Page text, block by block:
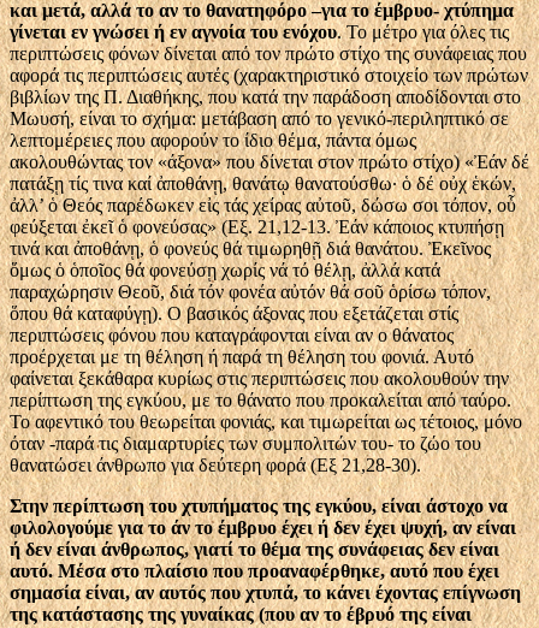
και μετά, αλλά το αν το θανατηφόρο –για το έμβρυο- χτύπημα
γίνεται εν γνώσει ή εν αγνοία του ενόχου. Το μέτρο για όλες τις
περιπτώσεις φόνων δίνεται από τον πρώτο στίχο της συνάφειας που
αφορά τις περιπτώσεις αυτές (χαρακτηριστικό στοιχείο των πρώτων
βιβλίων της Π. Διαθήκης, που κατά την παράδοση αποδίδονται στο
Μωυσή, είναι το σχήμα: μετάβαση από το γενικό-περιληπτικό σε
λεπτομέρειες που αφορούν το ίδιο θέμα, πάντα όμως
ακολουθώντας τον «άξονα» που δίνεται στον πρώτο στίχο) «Ἐάν δέ
πατάξῃ τίς τινα καί ἀποθάνῃ, θανάτῳ θανατούσθω· ὁ δέ οὐχ ἑκών,
ἀλλ’ ὁ Θεός παρέδωκεν εἰς τάς χείρας αὐτοῦ, δώσω σοι τόπον, οὗ
φεύξεται ἐκεῖ ὁ φονεύσας» (Εξ. 21,12-13. Ἐάν κάποιος κτυπήσῃ
τινά και ἀποθάνῃ, ὁ φονεύς θά τιμωρηθῇ διά θανάτου. Ἐκεῖνος
ὅμως ὁ ὁποῖος θά φονεύσῃ χωρίς νά τό θέλῃ, ἀλλά κατά
παραχώρησιν Θεοῦ, διά τόν φονέα αὐτόν θά σοῦ ὁρίσω τόπον,
ὅπου θά καταφύγῃ). Ο βασικός άξονας που εξετάζεται στίς
περιπτώσεις φόνου που καταγράφονται είναι αν ο θάνατος
προέρχεται με τη θέληση ή παρά τη θέληση του φονιά. Αυτό
φαίνεται ξεκάθαρα κυρίως στις περιπτώσεις που ακολουθούν την
περίπτωση της εγκύου, με το θάνατο που προκαλείται από ταύρο.
Το αφεντικό του θεωρείται φονιάς, και τιμωρείται ως τέτοιος, μόνο
όταν -παρά τις διαμαρτυρίες των συμπολιτών του- το ζώο του
θανατώσει άνθρωπο για δεύτερη φορά (Εξ 21,28-30).
Στην περίπτωση του χτυπήματος της εγκύου, είναι άστοχο να
φιλολογούμε για το άν το έμβρυο έχει ή δεν έχει ψυχή, αν είναι
ή δεν είναι άνθρωπος, γιατί το θέμα της συνάφειας δεν είναι
αυτό. Μέσα στο πλαίσιο που προαναφέρθηκε, αυτό που έχει
σημασία είναι, αν αυτός που χτυπά, το κάνει έχοντας επίγνωση
της κατάστασης της γυναίκας (που αν το έβρυό της είναι